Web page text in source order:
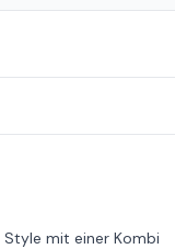
Style mit einer Kombi